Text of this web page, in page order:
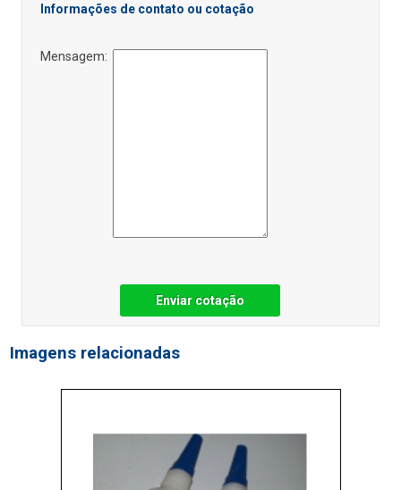
Informações de contato ou cotação
Mensagem:
Enviar cotação
Imagens relacionadas